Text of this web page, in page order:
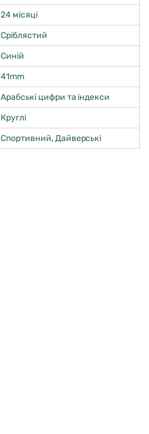
24 місяці
Сріблястий
Синій
41mm
Арабські цифри та індекси
Круглі
Спортивний,Дайверські